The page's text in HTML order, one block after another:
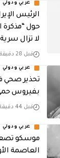
عربي ودولي
الرئيس
حول
لا تزال سرية
قبل 28 دقيقة
عربي ودولي
بفيروس
قبل 44 دقيقة
عربي ودولي
موسكو
العاصمة